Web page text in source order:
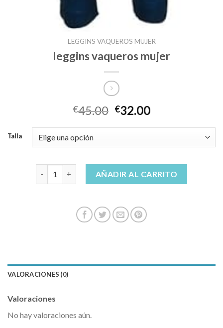
LEGGINS VAQUEROS MUJER
leggins vaqueros mujer
€45.00 €32.00
Talla
leggins vaqueros mujer cantidad
AÑADIR AL CARRITO
VALORACIONES (0)
Valoraciones
No hay valoraciones aún.